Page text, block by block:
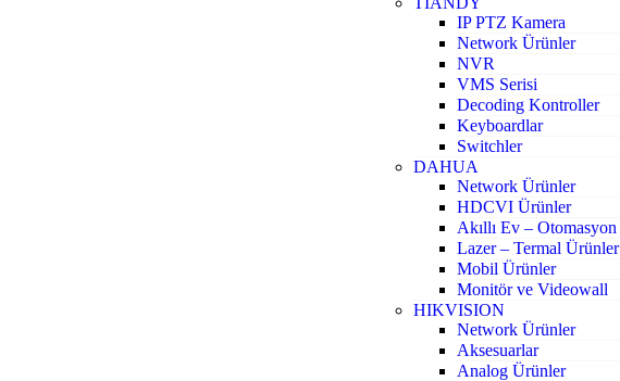
IP PTZ Kamera
Network Ürünler
NVR
VMS Serisi
Decoding Kontroller
Keyboardlar
Switchler
DAHUA
Network Ürünler
HDCVI Ürünler
Akıllı Ev – Otomasyon
Lazer – Termal Ürünler
Mobil Ürünler
Monitör ve Videowall
HIKVISION
Network Ürünler
Aksesuarlar
Analog Ürünler